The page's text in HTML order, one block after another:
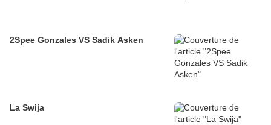
2Spee Gonzales VS Sadik Asken
La Swija